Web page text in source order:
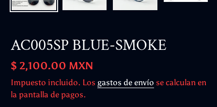
AC005SP BLUE-SMOKE
Precio
habitual
$ 2,100.00 MXN
Impuesto incluido. Los gastos de envío se calculan en
la pantalla de pagos.